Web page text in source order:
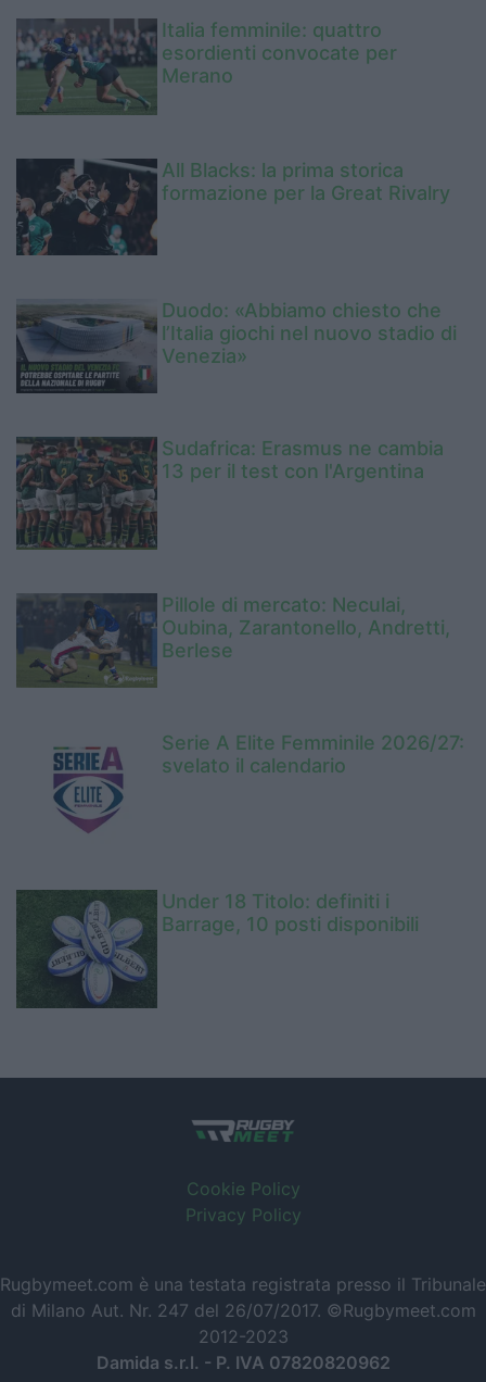
Italia femminile: quattro
esordienti convocate per
Merano
All Blacks: la prima storica
formazione per la Great Rivalry
Duodo: «Abbiamo chiesto che
l’Italia giochi nel nuovo stadio di
Venezia»
Sudafrica: Erasmus ne cambia
13 per il test con l'Argentina
Pillole di mercato: Neculai,
Oubina, Zarantonello, Andretti,
Berlese
Serie A Elite Femminile 2026/27:
svelato il calendario
Under 18 Titolo: definiti i
Barrage, 10 posti disponibili
Cookie Policy
Privacy Policy
Rugbymeet.com è una testata registrata presso il Tribunale
di Milano Aut. Nr. 247 del 26/07/2017. ©Rugbymeet.com
2012-2023
Damida s.r.l. - P. IVA 07820820962